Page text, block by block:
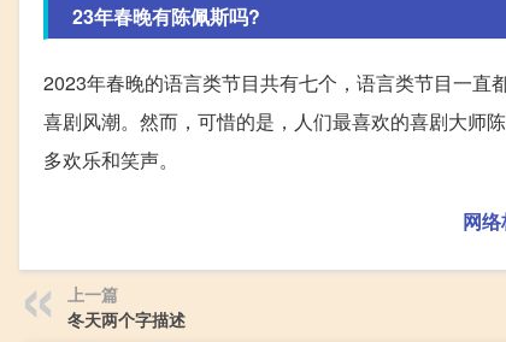
23年春晚有陈佩斯吗?
2023年春晚的语言类节目共有七个，语言类节目一
喜剧风潮。然而，可惜的是，人们最喜欢的喜剧大师
多欢乐和笑声。
网络
上一篇
冬天两个字描述